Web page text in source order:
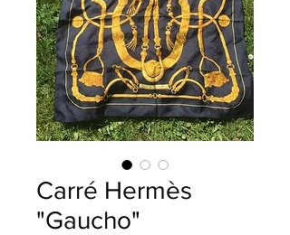
Carré Hermès
"Gaucho"